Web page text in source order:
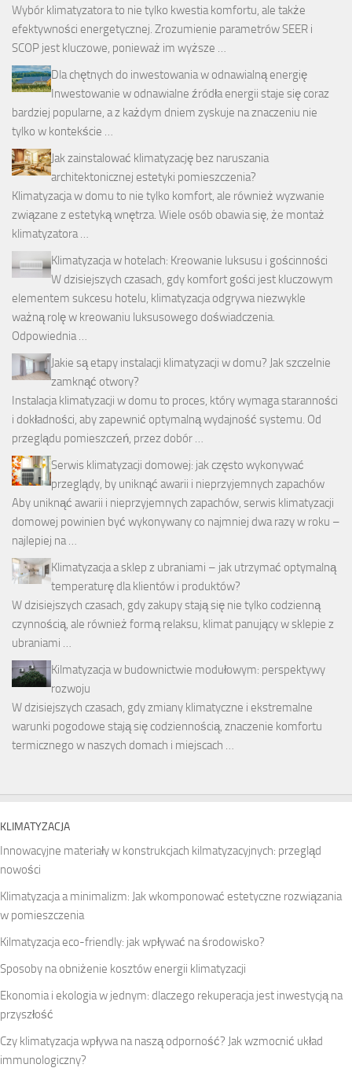
Wybór klimatyzatora to nie tylko kwestia komfortu, ale także
efektywności energetycznej. Zrozumienie parametrów SEER i
SCOP jest kluczowe, ponieważ im wyższe …
Dla chętnych do inwestowania w odnawialną energię
Inwestowanie w odnawialne źródła energii staje się coraz
bardziej popularne, a z każdym dniem zyskuje na znaczeniu nie
tylko w kontekście …
Jak zainstalować klimatyzację bez naruszania
architektonicznej estetyki pomieszczenia?
Klimatyzacja w domu to nie tylko komfort, ale również wyzwanie
związane z estetyką wnętrza. Wiele osób obawia się, że montaż
klimatyzatora …
Klimatyzacja w hotelach: Kreowanie luksusu i gościnności
W dzisiejszych czasach, gdy komfort gości jest kluczowym
elementem sukcesu hotelu, klimatyzacja odgrywa niezwykle
ważną rolę w kreowaniu luksusowego doświadczenia.
Odpowiednia …
Jakie są etapy instalacji klimatyzacji w domu? Jak szczelnie
zamknąć otwory?
Instalacja klimatyzacji w domu to proces, który wymaga staranności
i dokładności, aby zapewnić optymalną wydajność systemu. Od
przeglądu pomieszczeń, przez dobór …
Serwis klimatyzacji domowej: jak często wykonywać
przeglądy, by uniknąć awarii i nieprzyjemnych zapachów
Aby uniknąć awarii i nieprzyjemnych zapachów, serwis klimatyzacji
domowej powinien być wykonywany co najmniej dwa razy w roku –
najlepiej na …
Klimatyzacja a sklep z ubraniami – jak utrzymać optymalną
temperaturę dla klientów i produktów?
W dzisiejszych czasach, gdy zakupy stają się nie tylko codzienną
czynnością, ale również formą relaksu, klimat panujący w sklepie z
ubraniami …
Kilmatyzacja w budownictwie modułowym: perspektywy
rozwoju
W dzisiejszych czasach, gdy zmiany klimatyczne i ekstremalne
warunki pogodowe stają się codziennością, znaczenie komfortu
termicznego w naszych domach i miejscach …
KLIMATYZACJA
Innowacyjne materiały w konstrukcjach kilmatyzacyjnych: przegląd
nowości
Klimatyzacja a minimalizm: Jak wkomponować estetyczne rozwiązania
w pomieszczenia
Kilmatyzacja eco-friendly: jak wpływać na środowisko?
Sposoby na obniżenie kosztów energii klimatyzacji
Ekonomia i ekologia w jednym: dlaczego rekuperacja jest inwestycją na
przyszłość
Czy klimatyzacja wpływa na naszą odporność? Jak wzmocnić układ
immunologiczny?